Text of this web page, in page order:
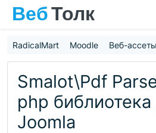
RadicalMart Moodle Веб-ассеты
Smalot\Pdf
php библиотека
Joomla